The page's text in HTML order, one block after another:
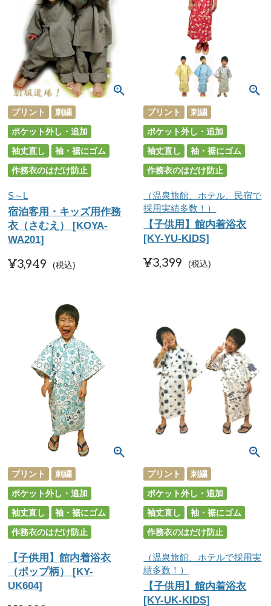
プリント
刺繍
ポケット外し・追加
袖丈直し
袖・裾にゴム
作務衣のはだけ防止
S～L
宿泊客用・キッズ用作務
衣（さむえ） [KOYA-
WA201]
¥3,949 税込
プリント
刺繍
ポケット外し・追加
袖丈直し
袖・裾にゴム
作務衣のはだけ防止
（温泉旅館、ホテル、民宿で
採用実績多数！）
【子供用】館内着浴衣
[KY-YU-KIDS]
¥3,399 税込
プリント
刺繍
ポケット外し・追加
袖丈直し
袖・裾にゴム
作務衣のはだけ防止
【子供用】館内着浴衣
（ポップ柄） [KY-
UK604]
プリント
刺繍
ポケット外し・追加
袖丈直し
袖・裾にゴム
作務衣のはだけ防止
（温泉旅館、ホテルで採用実
績多数！）
【子供用】館内着浴衣
[KY-UK-KIDS]